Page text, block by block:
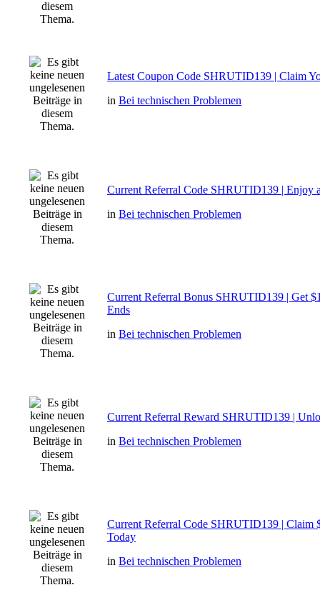
Latest Coupon Code SHRUTID139 | Claim
in Bei technischen Problemen
Current Referral Code SHRUTID139 | Enjoy
in Bei technischen Problemen
Current Referral Bonus SHRUTID139 | Get
Ends
in Bei technischen Problemen
Current Referral Reward SHRUTID139 |
in Bei technischen Problemen
Current Referral Code SHRUTID139 | Claim
Today
in Bei technischen Problemen